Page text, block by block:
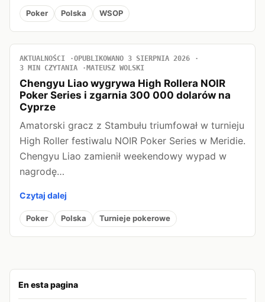
En esta pagina
Poker Polska WSOP
AKTUALNOŚCI
OPUBLIKOWANO 3 SIERPNIA 2026
3 MIN CZYTANIA
MATEUSZ WOLSKI
Chengyu Liao wygrywa High Rollera NOIR
Poker Series i zgarnia 300 000 dolarów na
Cyprze
Amatorski gracz z Stambułu triumfował w turnieju
High Roller festiwalu NOIR Poker Series w Meridie.
Chengyu Liao zamienił weekendowy wypad w
nagrodę…
Czytaj dalej
Poker Polska Turnieje pokerowe